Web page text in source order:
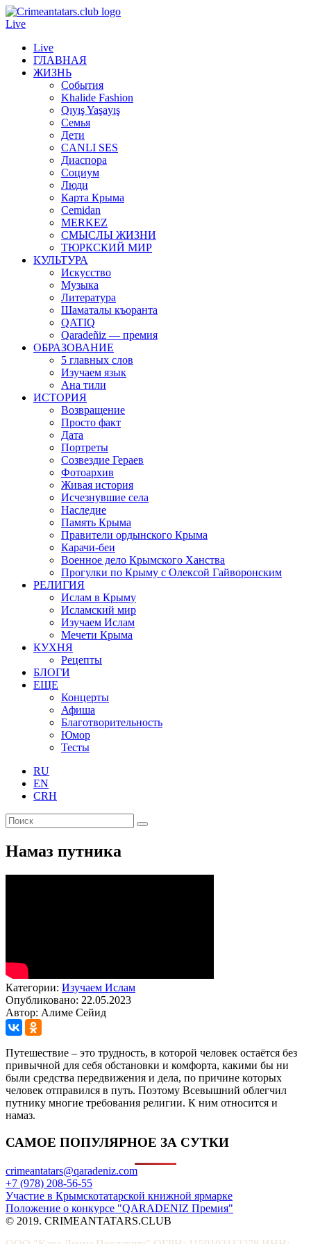
Live
Live
ГЛАВНАЯ
ЖИЗНЬ
События
Khalide Fashion
Qıyış Yaşayış
Семья
Дети
CANLI SES
Диаспора
Социум
Люди
Карта Крыма
Cemidan
МERKEZ
СМЫСЛЫ ЖИЗНИ
ТЮРКСКИЙ МИР
КУЛЬТУРА
Искусство
Музыка
Литература
Шаматалы къоранта
QATIQ
Qaradeñiz — премия
ОБРАЗОВАНИЕ
5 главных слов
Изучаем язык
Ана тили
ИСТОРИЯ
Возвращение
Просто факт
Дата
Портреты
Созвездие Гераев
Фотоархив
Живая история
Исчезнувшие села
Наследие
Память Крыма
Правители ордынского Крыма
Карачи-беи
Военное дело Крымского Ханства
Прогулки по Крыму с Олексой Гайворонским
РЕЛИГИЯ
Ислам в Крыму
Исламский мир
Изучаем Ислам
Мечети Крыма
КУХНЯ
Рецепты
БЛОГИ
ЕЩЕ
Концерты
Афиша
Благотворительность
Юмор
Тесты
RU
EN
CRH
Намаз путника
Категории: Изучаем Ислам
Опубликовано: 22.05.2023
Автор: Алиме Сейид
Путешествие – это трудность, в которой человек остаётся без
привычной для себя обстановки и комфорта, какими бы ни
были средства передвижения и дела, по причине которых
человек отправился в путь. Поэтому Всевышний облегчил
путнику многие требования религии. К ним относится и
намаз.
САМОЕ ПОПУЛЯРНОЕ ЗА СУТКИ
crimeantatars@qaradeniz.com
+7 (978) 208-56-55
Участие в Крымскотатарской книжной ярмарке
Положение о конкурсе "QARADENIZ Премия"
© 2019. CRIMEANTATARS.CLUB